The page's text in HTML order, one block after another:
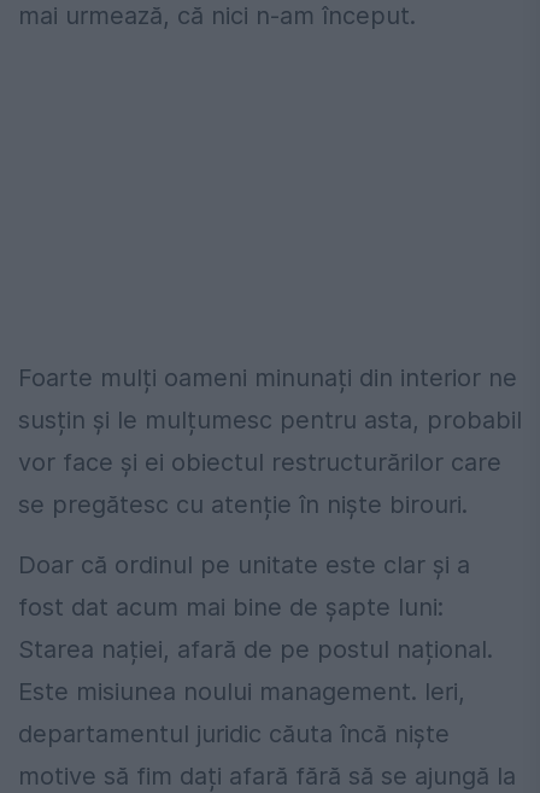
mai urmează, că nici n-am început.
Foarte mulți oameni minunați din interior ne
susțin și le mulțumesc pentru asta, probabil
vor face și ei obiectul restructurărilor care
se pregătesc cu atenție în niște birouri.
Doar că ordinul pe unitate este clar și a
fost dat acum mai bine de șapte luni:
Starea nației, afară de pe postul național.
Este misiunea noului management. Ieri,
departamentul juridic căuta încă niște
motive să fim dați afară fără să se ajungă la